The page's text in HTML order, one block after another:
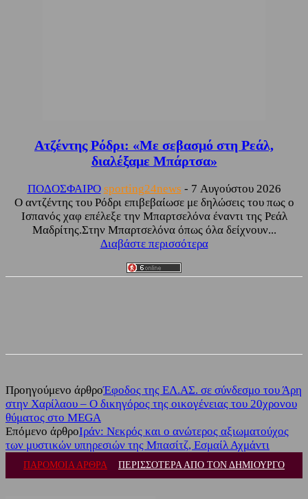
Ατζέντης Ρόδρι: «Με σεβασμό στη Ρεάλ,
διαλέξαμε Μπάρτσα»
ΠΟΔΟΣΦΑΙΡΟ sporting24news - 7 Αυγούστου 2026
Ο αντζέντης του Ρόδρι επιβεβαίωσε με δηλώσεις του πως ο
Ισπανός χαφ επέλεξε την Μπαρτσελόνα έναντι της Ρεάλ
Μαδρίτης.Στην Μπαρτσελόνα όπως όλα δείχνουν...
Διαβάστε περισσότερα
Προηγούμενο άρθροΈφοδος της ΕΛ.ΑΣ. σε σύνδεσμο του Άρη
στην Χαρίλαου – Ο δικηγόρος της οικογένειας του 20χρονου
θύματος στο MEGA
Επόμενο άρθροΙράν: Νεκρός και ο ανώτερος αξιωματούχος
των μυστικών υπηρεσιών της Μπασίτζ, Εσμαίλ Αχμάντι
ΠΑΡΟΜΟΙΑ ΑΡΘΡΑ ΠΕΡΙΣΣΟΤΕΡΑ ΑΠΟ ΤΟΝ ΔΗΜΙΟΥΡΓΟ